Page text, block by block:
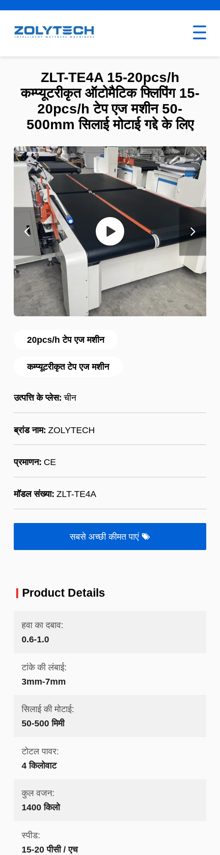
20pcs/h टेप एज मशीन
कम्प्यूटरीकृत टेप एज मशीन
उत्पत्ति के प्लेस: चीन
ब्रांड नाम: ZOLYTECH
प्रमाणन: CE
मॉडल संख्या: ZLT-TE4A
सबसे अच्छी कीमत पाएं
ZLT-TE4A 15-20pcs/h
कम्प्यूटरीकृत ऑटोमैटिक फ्लिपिंग 15-
20pcs/h टेप एज मशीन 50-
500mm सिलाई मोटाई गद्दे के लिए
Product Details
हवा का दबाव:
0.6-1.0
टांके की लंबाई:
3mm-7mm
सिलाई की मोटाई:
50-500 मिमी
टोटल पावर:
4 किलोवाट
कुल वजन:
1400 किलो
स्पीड:
15-20 पीसी / एच